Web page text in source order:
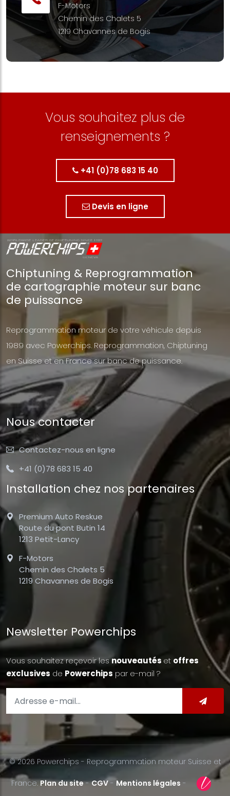
F-Motors
Chemin des Chalets 5
1219 Chavannes de Bogis
Vous souhaitez plus de
renseignements ?
+41 (0)78 683 15 40
Devis en ligne
Chiptuning & Reprogrammation
de cartographie moteur sur banc
de puissance
Reprogrammation moteur de votre véhicule depuis
1989 avec Powerchips. Reprogrammation, Chiptuning
en Suisse et en France sur banc de puissance.
Nous contacter
Contactez-nous en ligne
+41 (0)78 683 15 40
Installation chez nos partenaires
Premium Auto Reskue
Route du pont Butin 14
1213 Petit-Lancy
F-Motors
Chemin des Chalets 5
1219 Chavannes de Bogis
Newsletter Powerchips
Vous souhaitez reçevoir lesnouveautés et offres
exclusives de Powerchips par e-mail ?
© 2026 Powerchips - Reprogrammation moteur Suisse et
France.Plan du site-CGV- Mentions légales -